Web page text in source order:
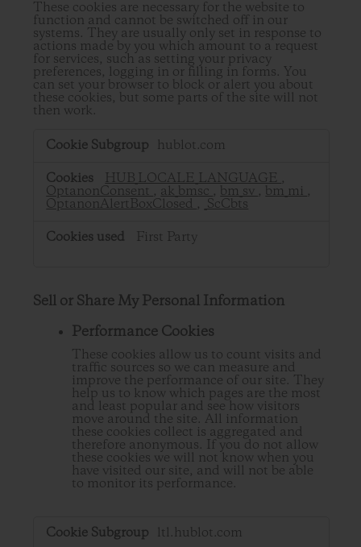
These cookies are necessary for the website to
function and cannot be switched off in our
systems. They are usually only set in response to
actions made by you which amount to a request
for services, such as setting your privacy
preferences, logging in or filling in forms. You
can set your browser to block or alert you about
these cookies, but some parts of the site will not
then work.
Strictly
Necessary
hublot.com
HUB_LOCALE_LANGUAGE ,
OptanonConsent , ak_bmsc , bm_sv , bm_mi ,
OptanonAlertBoxClosed , _ScCbts
First Party
Sell or Share My Personal Information
Performance Cookies
These cookies allow us to count visits and
traffic sources so we can measure and
improve the performance of our site. They
help us to know which pages are the most
and least popular and see how visitors
move around the site. All information
these cookies collect is aggregated and
therefore anonymous. If you do not allow
these cookies we will not know when you
have visited our site, and will not be able
to monitor its performance.
,Performance
Cookies
ltl.hublot.com